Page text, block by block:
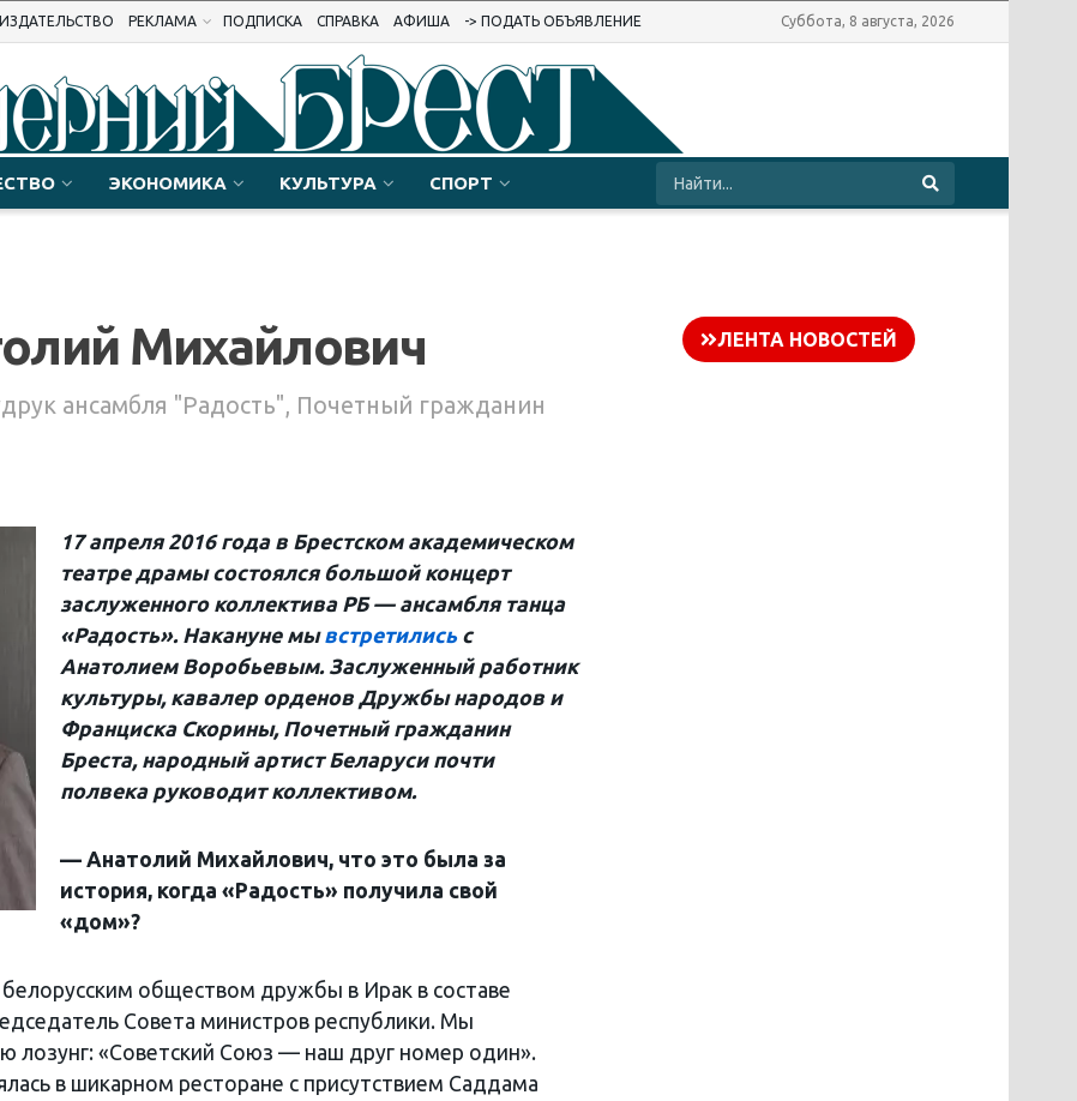
ИЗДАТЕЛЬСТВО РЕКЛАМА ПОДПИСКА СПРАВКА АФИША -> ПОДАТЬ ОБЪЯВЛЕНИЕ Суббота, 8 августа, 2026
ЭКОНОМИКА КУЛЬТУРА СПОРТ
Михайлович
ансамбля "Радость", Почетный гражданин
17 апреля 2016 года в Брестском академическом
театре драмы состоялся большой концерт
заслуженного коллектива РБ — ансамбля танца
«Радость». Накануне мывстретилисьс
Анатолием Воробьевым. Заслуженный работник
культуры, кавалер орденов Дружбы народов и
Франциска Скорины, Почетный гражданин
Бреста, народный артист Беларуси почти
полвека руководит коллективом.
— Анатолий Михайлович, что это была за
история, когда «Радость» получила свой
«дом»?
обществом дружбы в Ирак в составе
Совета министров республики. Мы
лозунг: «Советский Союз — наш друг номер один».
в шикарном ресторане с присутствием Саддама
ЛЕНТА НОВОСТЕЙ